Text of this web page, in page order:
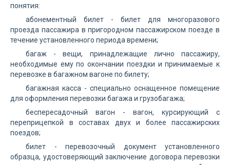
понятия:
абонементный билет - билет для многоразового
проезда пассажира в пригородном пассажирском поезде в
течение установленного периода времени;
багаж - вещи, принадлежащие лично пассажиру,
необходимые ему по окончании поездки и принимаемые к
перевозке в багажном вагоне по билету;
багажная касса - специально оснащенное помещение
для оформления перевозки багажа и грузобагажа;
беспересадочный вагон - вагон, курсирующий с
переприцепкой в составах двух и более пассажирских
поездов;
билет - перевозочный документ установленного
образца, удостоверяющий заключение договора перевозки